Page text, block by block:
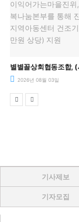
2026년 08월 03일
기사제보
기자모집